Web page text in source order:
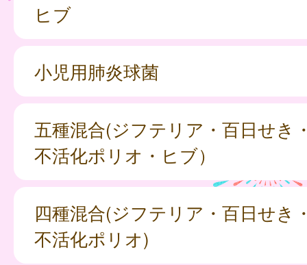
ヒブ
小児用肺炎球菌
五種混合(ジフテリア・百日せき
不活化ポリオ・ヒブ）
四種混合(ジフテリア・百日せき
不活化ポリオ)